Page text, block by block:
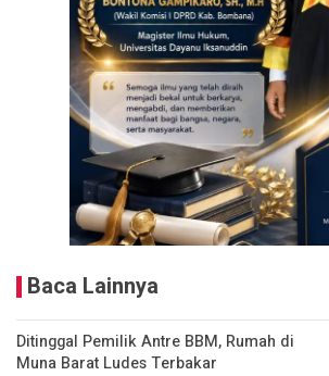
Baca Lainnya
Ditinggal Pemilik Antre BBM, Rumah di
Muna Barat Ludes Terbakar